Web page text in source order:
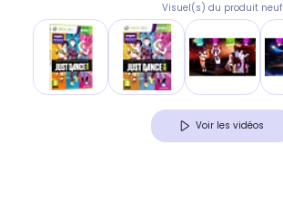
Visuel(s) du produit neuf
Voir les vidéos